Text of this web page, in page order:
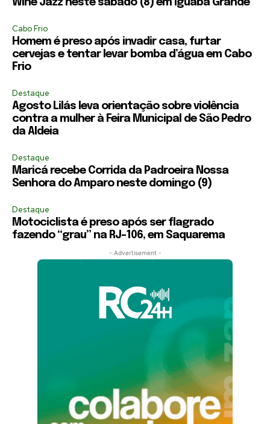
Wine Jazz neste sábado (8) em Iguaba Grande
Cabo Frio
Homem é preso após invadir casa, furtar
cervejas e tentar levar bomba d’água em Cabo
Frio
Destaque
Agosto Lilás leva orientação sobre violência
contra a mulher à Feira Municipal de São Pedro
da Aldeia
Destaque
Maricá recebe Corrida da Padroeira Nossa
Senhora do Amparo neste domingo (9)
Destaque
Motociclista é preso após ser flagrado
fazendo “grau” na RJ-106, em Saquarema
- Advertisement -